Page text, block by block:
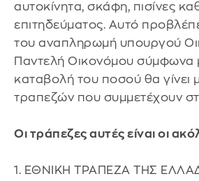
αυτοκίνητα, σκάφη, πισίνες
επιτηδεύματος. Αυτό
του αναπληρωμή υπουργού
Παντελή Οικονόμου σύμφωνα
καταβολή του ποσού θα γίνει
τραπεζών που συμμετέχουν
Οι τράπεζες αυτές είναι οι
1. ΕΘΝΙΚΗ ΤΡΑΠΕΖΑ ΤΗΣ